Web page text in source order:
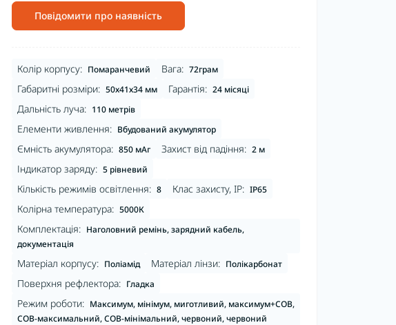
Повідомити про наявність
Колір корпусу: Помаранчевий Вага: 72грам
Габаритні розміри: 50х41х34 мм Гарантія: 24 місяці
Дальність луча: 110 метрів
Елементи живлення: Вбудований акумулятор
Ємність акумулятора: 850 мАг Захист від падіння: 2 м
Індикатор заряду: 5 рівневий
Кількість режимів освітлення: 8 Клас захисту, IP: IP65
Колірна температура: 5000К
Комплектація: Наголовний ремінь, зарядний кабель,
документація
Матеріал корпусу: Поліамід Матеріал лінзи: Полікарбонат
Поверхня рефлектора: Гладка
Режим роботи: Максимум, мінімум, миготливий, максимум+COB,
COB-максимальний, COB-мінімальний, червоний, червоний